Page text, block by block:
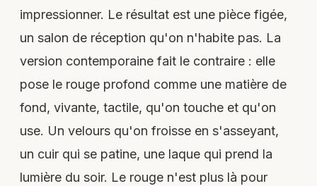
impressionner. Le résultat est une pièce figée,
un salon de réception qu'on n'habite pas. La
version contemporaine fait le contraire : elle
pose le rouge profond comme une matière de
fond, vivante, tactile, qu'on touche et qu'on
use. Un velours qu'on froisse en s'asseyant,
un cuir qui se patine, une laque qui prend la
lumière du soir. Le rouge n'est plus là pour